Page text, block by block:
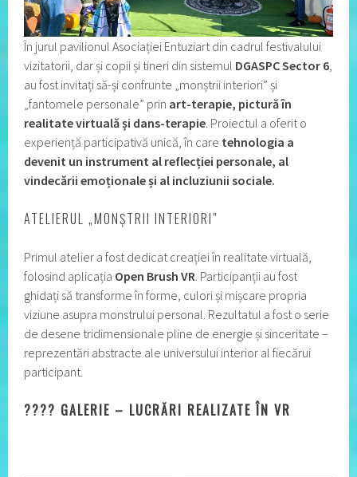
În jurul pavilionul Asociației Entuziart din cadrul festivalului
vizitatorii, dar și copii și tineri din sistemul DGASPC Sector 6
au fost invitați să-și confrunte „monștrii interiori” și
„fantomele personale” prin art-terapie, pictură în
realitate virtuală și dans-terapie . Proiectul a oferit o
experiență participativă unică, în care tehnologia a
devenit un instrument al reflecției personale, al
vindecării emoționale și al incluziunii sociale.
ATELIERUL „MONȘTRII INTERIORI”
Primul atelier a fost dedicat creației în realitate virtuală,
folosind aplicația Open Brush VR . Participanții au fost
ghidați să transforme în forme, culori și mișcare propria
viziune asupra monstrului personal. Rezultatul a fost o serie
de desene tridimensionale pline de energie și sinceritate –
reprezentări abstracte ale universului interior al fiecărui
participant.
????️ GALERIE – LUCRĂRI REALIZATE ÎN VR